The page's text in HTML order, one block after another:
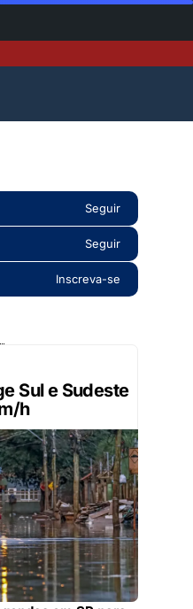
Seguir
Seguir
Inscreva-se
Sul e Sudeste
h